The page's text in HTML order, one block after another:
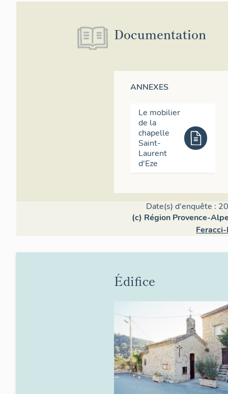
Documentation
ANNEXES
Le mobilier
de la
chapelle
Saint-
Laurent
d'Eze
Date(s) d'enquête :
(c) Région Provence-
Édifice